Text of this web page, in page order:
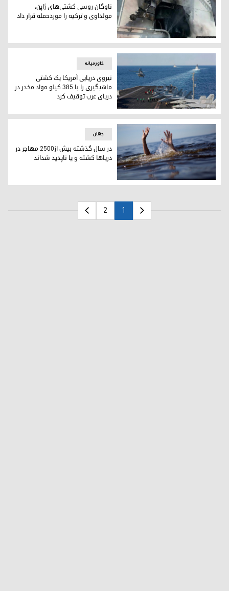
یکی از کشتی‌های مورد هدف قرار گرفته از سوی ناوگان جنگی
ناوگان روسی کشتی‌های ژاپن،
مولداوی و ترکیه را موردحمله قرار داد
.
خاورمیانه
نیروی دریایی آمریکا یک کشتی
ماهیگیری را با ۳۸۵ کیلو مواد مخدر در
دریای عرب توقیف کرد
.
جهان
در سال گذشته بیش از۲۵۰۰ مهاجر در
دریاها کشته و یا ناپدید شداند
1
2